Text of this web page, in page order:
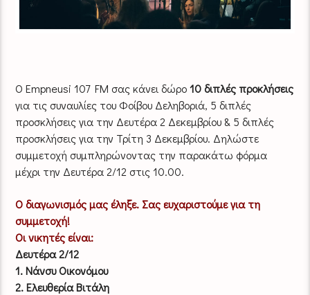
Ο Empneusi 107 FM σας κάνει δώρο10 διπλές προκλήσεις
για τις συναυλίες του Φοίβου Δεληβοριά, 5 διπλές
προσκλήσεις για την Δευτέρα 2 Δεκεμβρίου & 5 διπλές
προσκλήσεις για την Τρίτη 3 Δεκεμβρίου. Δηλώστε
συμμετοχή συμπληρώνοντας την παρακάτω φόρμα
μέχρι την Δευτέρα 2/12 στις 10.00.
O διαγωνισμός μας έληξε. Σας ευχαριστούμε για τη
συμμετοχή!
Οι νικητές είναι:
Δευτέρα 2/12
1. Νάνσυ Οικονόμου
2. Ελευθερία Βιτάλη